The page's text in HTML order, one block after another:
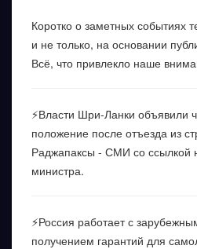
Коротко о заметных событиях
и не только, на основании
Всё, что привлекло наше
⚡️Власти Шри-Ланки объявили
положение после отъезда из
Раджапаксы - СМИ со ссылкой
министра.
⚡️Россия работает с
получением гарантий для